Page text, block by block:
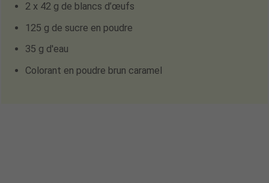
2 x 42 g de blancs d’œufs
125 g de sucre en poudre
35 g d'eau
Colorant en poudre brun caramel